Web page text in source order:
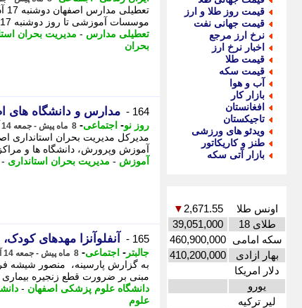
قیمت روز طلا و ارز
قیمت جهانی نفت
نرخ ارز مرجع
اخبار نرخ ارز
قیمت طلا
قیمت سکه
آب و هوا
بازار کار
افغانستان
تاجیکستان
ویدئو های ورزشی
طنز و کاریکاتور
بازار آتی سکه
اونس طلا 2,671.55
▼
طلای 18
39,051,000
سکه امامی 460,900,000
بهار ازادی
410,200,000
دلار امریکا
یورو
لیر ترکیه
موسسات آموزشی تا روز دوشنبه 17 آذر 1404 خبر داد. - ماه 1404 مدیرکل مدیریت بحران ...
تعطیلی مدارس - مدیریت بحران
بحران
164 - مدارس و دانشگاه های
روز نو- اجتماعی- 8 ماه پیش - جمعه 14 آذر 1404، 17:17
آموزش وپرورش، دانشگاه ها و
آموزش - مدیریت بحران استانداری -
165 - آنفلوآنزا مهدهای
جالبتر - اجتماعی- 8 ماه پیش - جمعه 14 آذر 1404، 16:22
به گزارش پارسینه، منصور شیشه
مبنی بر ضرورت قطع زنجیره بیماری
دانشگاه علوم پزشکی اصفهان -
علوم